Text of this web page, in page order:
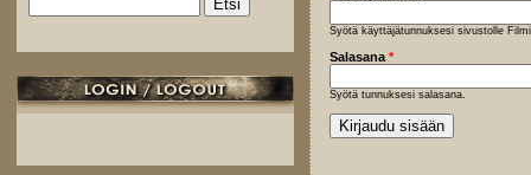
Hakulomake
Syötä käyttäjätunnuksesi sivustolle
Salasana *
Syötä tunnuksesi salasana.